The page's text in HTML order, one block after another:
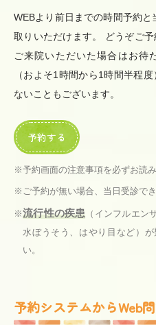
WEBより前日までの時間予約
取りいただけます。 どうぞご
ご来院いただいた場合はお待
（およそ1時間から1時間半程
ないこともございます。
予約する
予約画面の注意事項を必ずお読み
ご予約が無い場合、当日受診で
流行性の疾患 （インフルエン
水ぼうそう、はやり目など）
い。
予約システムからWeb